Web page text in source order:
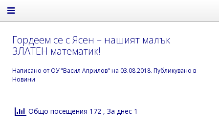
Гордеем се с Ясен – нашият малък
ЗЛАТЕН математик!
Написано от ОУ "Васил Априлов" на 03.08.2018. Публикувано в
Новини
Общо посещения 172 , За днес 1